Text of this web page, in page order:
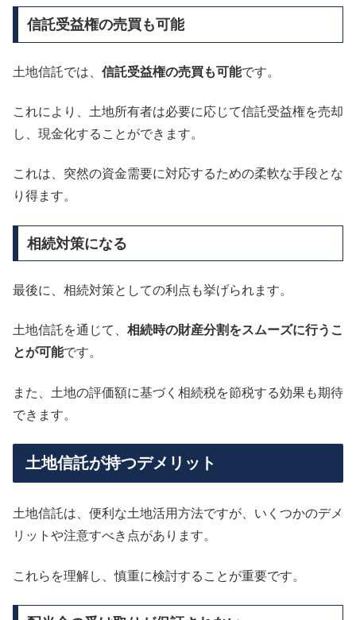
信託受益権の売買も可能
土地信託では、 信託受益権の売買も可能です。
これにより、土地所有者は必要に応じて信託受益権を売却
し、現金化することができます。
これは、突然の資金需要に対応するための柔軟な手段とな
り得ます。
相続対策になる
最後に、相続対策としての利点も挙げられます。
土地信託を通じて、 相続時の財産分割をスムーズに行うこ
とが可能です。
また、土地の評価額に基づく相続税を節税する効果も期待
できます。
土地信託が持つデメリット
土地信託は、便利な土地活用方法ですが、いくつかのデメ
リットや注意すべき点があります。
これらを理解し、慎重に検討することが重要です。